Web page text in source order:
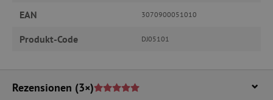
EAN 3070900051010
Produkt-Code DJ05101
Rezensionen (3×)
_pinterest_ct_ua
Pinterest Inc.